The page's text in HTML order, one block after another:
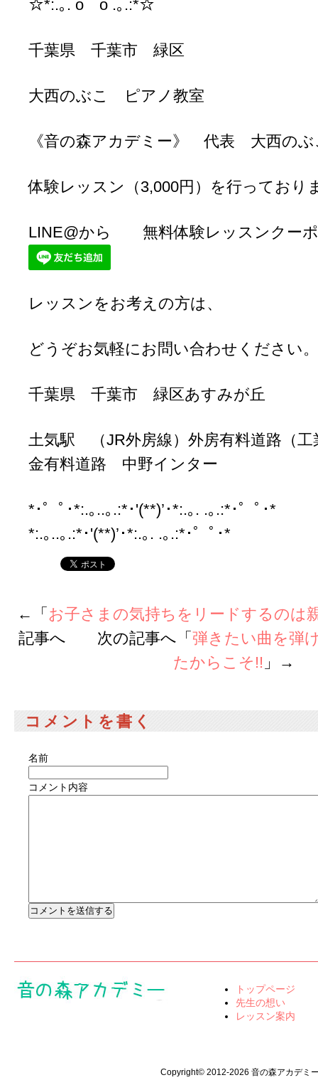
☆*:.｡. o o .｡.:*☆
千葉県 千葉市 緑区
大西のぶこ ピアノ教室
《音の森アカデミー》 代表 大西のぶ
体験レッスン（3,000円）を行っており
LINE@から 無料体験レッスンクーポ
レッスンをお考えの方は、
どうぞお気軽にお問い合わせください。
千葉県 千葉市 緑区あすみが丘
土気駅 （JR外房線）外房有料道路（工
金有料道路 中野インター
*･゜ﾟ･*:.｡..｡.:*･'(**)’･*:.｡. .｡.:*･゜ﾟ･*
*:.｡..｡.:*･'(**)’･*:.｡. .｡.:*･゜ﾟ･*
←「 お子さまの気持ちをリードするのは
記事へ 次の記事へ「 弾きたい曲を弾
たからこそ!! 」→
コメントを書く
名前
コメント内容
トップページ
先生の想い
レッスン案内
Copyright© 2012-2026 音の森アカデミ